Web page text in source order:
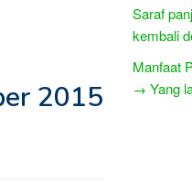
2015
Saraf
kembali
Manfaat
→ Yang